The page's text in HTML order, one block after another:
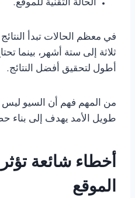
الحالة التقنية للموقع.
في معظم الحالات تبدأ
ثلاثة إلى ستة أشهر، بينما
أطول لتحقيق أفضل النتائج.
من المهم فهم أن السيو ليس
طويل الأمد يهدف إلى
أخطاء شائعة
الموقع